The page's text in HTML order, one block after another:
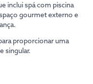
inclui spá com piscina
gourmet externo e
proporcionar uma
singular.